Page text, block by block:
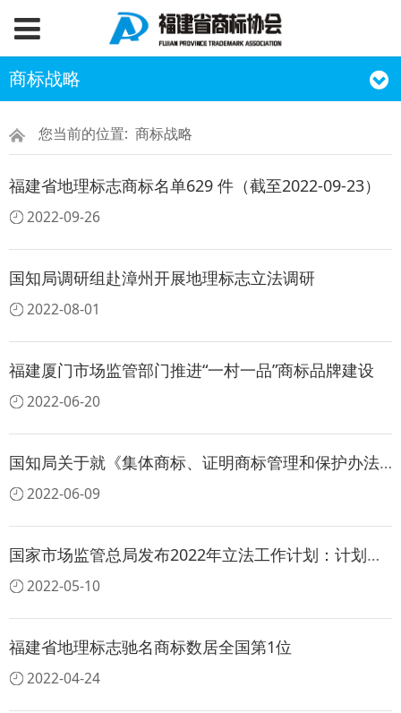
商标战略
您当前的位置: 商标战略
福建省地理标志商标名单629 件（截至2022-09-23）
2022-09-26
国知局调研组赴漳州开展地理标志立法调研
2022-08-01
福建厦门市场监管部门推进“一村一品”商标品牌建设
2022-06-20
国知局关于就《集体商标、证明商标管理和保护办法（征求意见稿）》公开征求意见的通知
2022-06-09
国家市场监管总局发布2022年立法工作计划：计划起草《中华人民共和国地理标志法》
2022-05-10
福建省地理标志驰名商标数居全国第1位
2022-04-24